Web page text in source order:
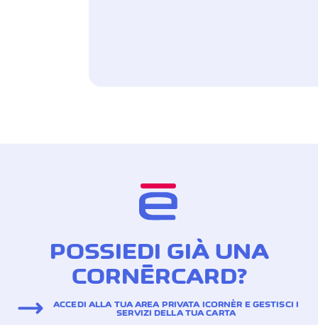
POSSIEDI GIÀ UNA
CORNÈRCARD?
ACCEDI ALLA TUA AREA PRIVATA ICORNÈR E GESTISCI I
SERVIZI DELLA TUA CARTA